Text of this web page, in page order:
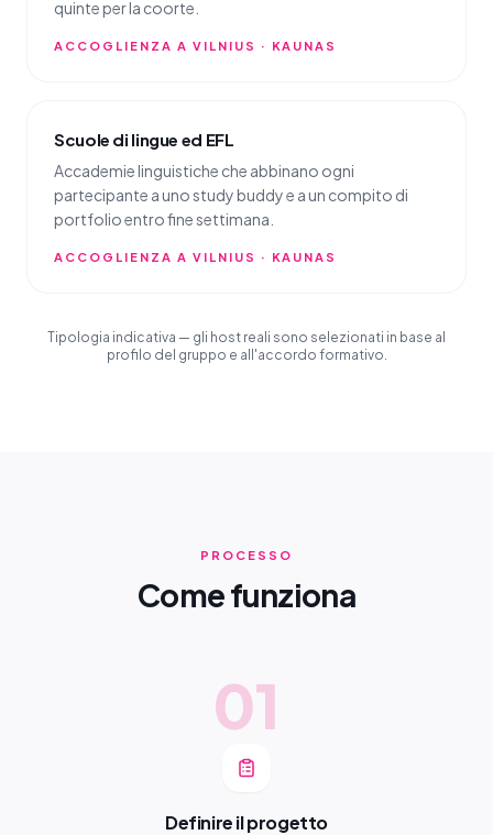
quinte per la coorte.
ACCOGLIENZA A VILNIUS · KAUNAS
Scuole di lingue ed EFL
Accademie linguistiche che abbinano ogni
partecipante a uno study buddy e a un compito di
portfolio entro fine settimana.
ACCOGLIENZA A VILNIUS · KAUNAS
Tipologia indicativa — gli host reali sono selezionati in base al
profilo del gruppo e all'accordo formativo.
PROCESSO
Come funziona
01
Definire il progetto